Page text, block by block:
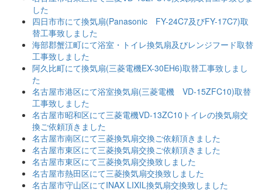
した
四日市市にて換気扇(Panasonic FY-24C7及びFY-17C7)取
替工事致しました
海部郡蟹江町にて浴室・トイレ換気扇及びレンジフード取替
工事致しました
阿久比町にて換気扇(三菱電機EX-30EH6)取替工事致しまし
た
名古屋市港区にて浴室換気扇(三菱電機 VD-15ZFC10)取替
工事致しました
名古屋市昭和区にて三菱電機VD-13ZC10トイレの換気扇交
換ご依頼頂きました
名古屋市南区にて三菱換気扇交換ご依頼頂きました
名古屋市東区にて三菱換気扇交換ご依頼頂きました
名古屋市東区にて三菱換気扇交換致しました
名古屋市熱田区にて三菱換気扇交換致しました
名古屋市守山区にてINAX LIXIL換気扇交換致しました